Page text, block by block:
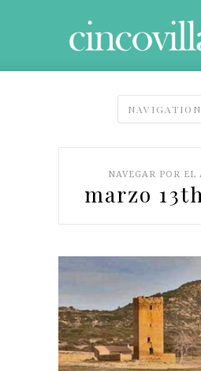
NAVEGAR POR EL
marzo